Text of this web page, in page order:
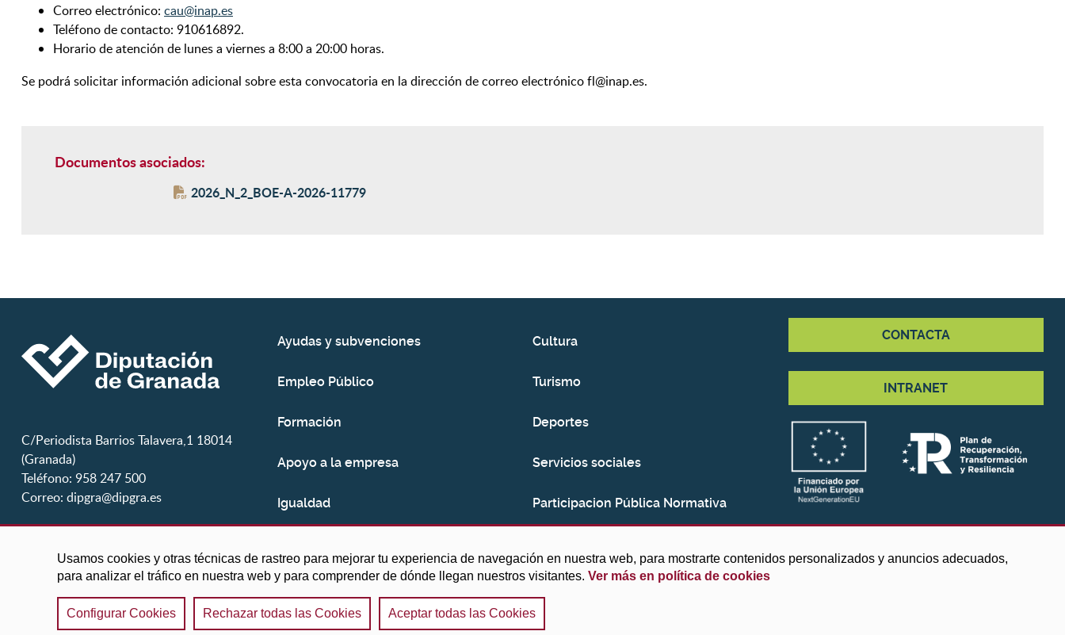
Usamos cookies y otras técnicas de rastreo para mejorar tu experiencia de navegación en nuestra web, para mostrarte contenidos personalizados y anuncios adecuados,
para analizar el tráfico en nuestra web y para comprender de dónde llegan nuestros visitantes. Ver más en política de cookies
Configurar Cookies Rechazar todas las Cookies Aceptar todas las Cookies
Correo electrónico: cau@inap.es
Teléfono de contacto: 910616892.
Horario de atención de lunes a viernes a 8:00 a 20:00 horas.
Se podrá solicitar información adicional sobre esta convocatoria en la dirección de correo electrónico fl@inap.es.
Documentos asociados:
2026_N_2_BOE-A-2026-11779
C/Periodista Barrios Talavera,1 18014
(Granada)
Teléfono: 958 247 500
Correo: dipgra@dipgra.es
Ayudas y subvenciones
Empleo Público
Formación
Apoyo a la empresa
Igualdad
Cultura
Turismo
Deportes
Servicios sociales
Participacion Pública Normativa
CONTACTA
INTRANET
©2025 Diputación de Granada Aviso legal y Política de privacidad